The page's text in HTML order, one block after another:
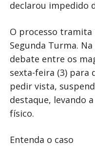
declarou impedido
O processo
Segunda Turma.
debate entre os
sexta-feira (3) para
pedir vista,
destaque, levando
físico.
Entenda o caso